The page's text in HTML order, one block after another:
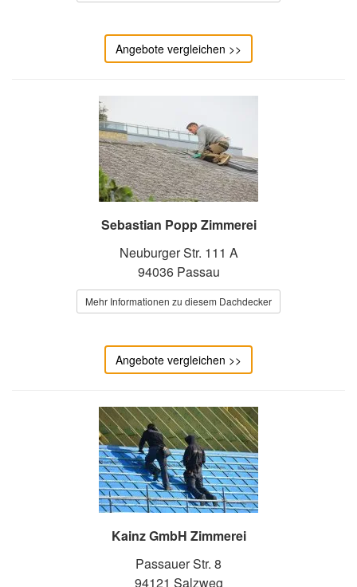
Angebote vergleichen >>
Sebastian Popp Zimmerei
Neuburger Str. 111 A
94036 Passau
Mehr Informationen zu diesem Dachdecker
Angebote vergleichen >>
Kainz GmbH Zimmerei
Passauer Str. 8
94121 Salzweg